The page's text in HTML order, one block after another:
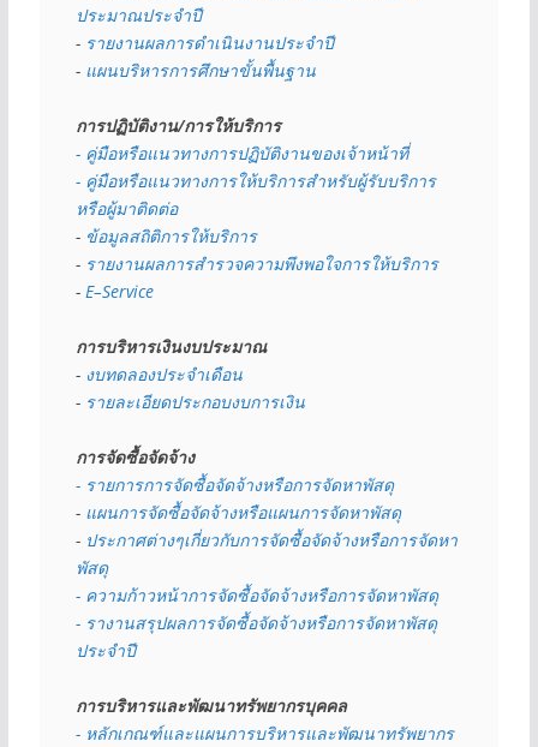
ประมาณประจำปี
- รายงานผลการดำเนินงานประจำปี
- แผนบริหารการศึกษาขั้นพื้นฐาน
การปฏิบัติงาน/การให้บริการ
- คู่มือหรือแนวทางการปฏิบัติงานของเจ้าหน้าที่
- คู่มือหรือแนวทางการให้บริการสำหรับผู้รับบริการ
หรือผู้มาติดต่อ
- ข้อมูลสถิติการให้บริการ
- รายงานผลการสำรวจความพึงพอใจการให้บริการ
- E–Service
การบริหารเงินงบประมาณ
- งบทดลองประจำเดือน
- รายละเอียดประกอบงบการเงิน
การจัดซื้อจัดจ้าง
- รายการการจัดซื้อจัดจ้างหรือการจัดหาพัสดุ
- แผนการจัดซื้อจัดจ้างหรือแผนการจัดหาพัสดุ
- ประกาศต่างๆเกี่ยวกับการจัดซื้อจัดจ้างหรือการจัดหา
พัสดุ
- ความก้าวหน้าการจัดซื้อจัดจ้างหรือการจัดหาพัสดุ
- รางานสรุปผลการจัดซื้อจัดจ้างหรือการจัดหาพัสดุ
ประจำปี
การบริหารและพัฒนาทรัพยากรบุคคล
- หลักเกณฑ์และแผนการบริหารและพัฒนาทรัพยากร